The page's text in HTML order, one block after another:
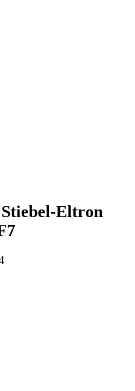
Eltron